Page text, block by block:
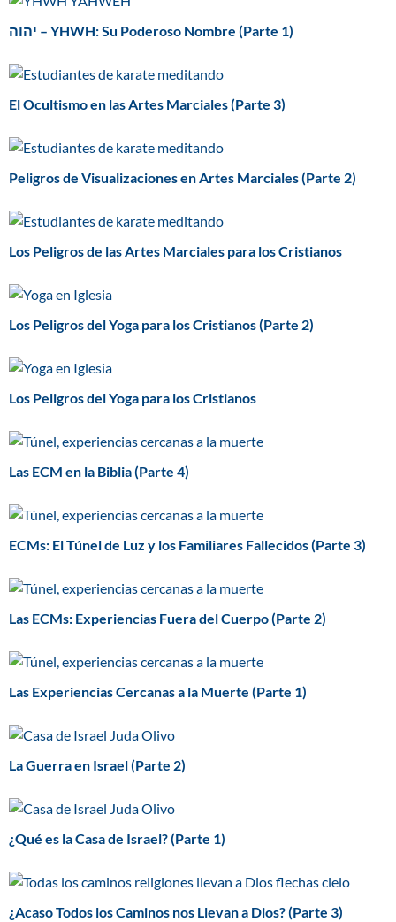
יהוה – YHWH: Su Poderoso Nombre (Parte 1)
El Ocultismo en las Artes Marciales (Parte 3)
Peligros de Visualizaciones en Artes Marciales (Parte 2)
Los Peligros de las Artes Marciales para los Cristianos
Los Peligros del Yoga para los Cristianos (Parte 2)
Los Peligros del Yoga para los Cristianos
Las ECM en la Biblia (Parte 4)
ECMs: El Túnel de Luz y los Familiares Fallecidos (Parte 3)
Las ECMs: Experiencias Fuera del Cuerpo (Parte 2)
Las Experiencias Cercanas a la Muerte (Parte 1)
La Guerra en Israel (Parte 2)
¿Qué es la Casa de Israel? (Parte 1)
¿Acaso Todos los Caminos nos Llevan a Dios? (Parte 3)